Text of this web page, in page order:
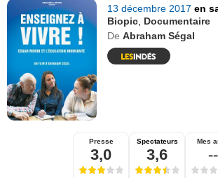
13 décembre 2017en
Biopic Documentaire
De Abraham Ségal
Presse
3,0
Spectateurs
3,6
Mes
--